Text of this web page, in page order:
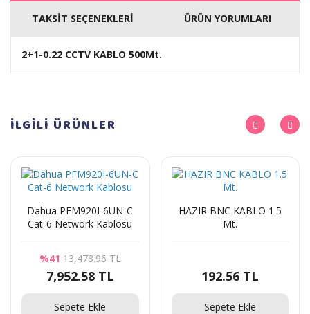
TAKSİT SEÇENEKLERİ ÜRÜN YORUMLARI
2+1-0.22 CCTV KABLO 500Mt.
İLGİLİ ÜRÜNLER
Dahua PFM920I-6UN-C
Cat-6 Network Kablosu
%41 13,478.96 TL
7,952.58 TL
Sepete Ekle
HAZIR BNC KABLO 1.5
Mt.
192.56 TL
Sepete Ekle